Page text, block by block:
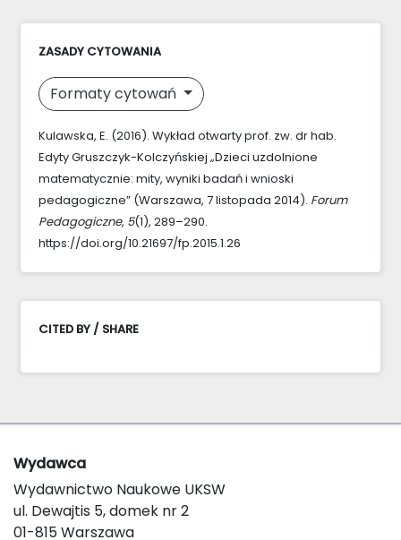
ZASADY CYTOWANIA
Formaty cytowań
Kulawska, E. (2016). Wykład otwarty prof. zw. dr hab.
Edyty Gruszczyk-Kolczyńskiej „Dzieci uzdolnione
matematycznie: mity, wyniki badań i wnioski
pedagogiczne” (Warszawa, 7 listopada 2014). Forum
Pedagogiczne, 5(1), 289–290.
https://doi.org/10.21697/fp.2015.1.26
CITED BY / SHARE
Wydawca
Wydawnictwo Naukowe UKSW
ul. Dewajtis 5, domek nr 2
01-815 Warszawa